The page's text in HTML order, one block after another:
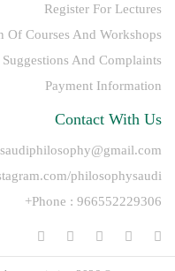
Register For Lectures
Of Courses And Workshops
Suggestions And Complaints
Payment Information
Contact With Us
philosophysaudi/
Phone : 966552229306+